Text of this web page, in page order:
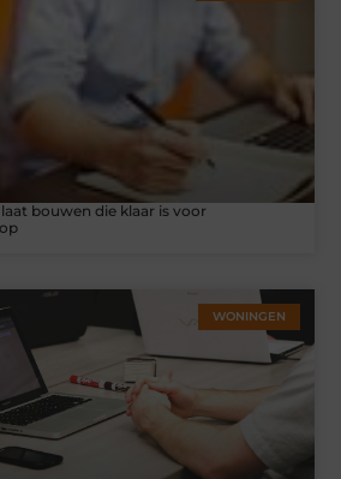
bouwen die klaar is voor
WONINGEN